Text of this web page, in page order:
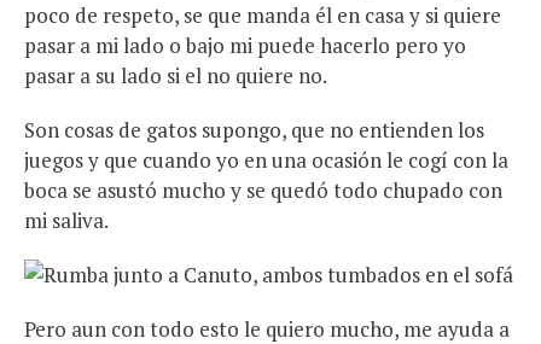
poco de respeto, se que manda él en casa y si quiere
pasar a mi lado o bajo mi puede hacerlo pero yo
pasar a su lado si el no quiere no.
Son cosas de gatos supongo, que no entienden los
juegos y que cuando yo en una ocasión le cogí con la
boca se asustó mucho y se quedó todo chupado con
mi saliva.
Pero aun con todo esto le quiero mucho, me ayuda a